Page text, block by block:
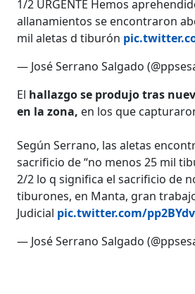
1/2 URGENTE Hemos
allanamientos se encontraron
mil aletas d tiburón
— José Serrano Salgado
El hallazgo se produjo tras
en la zona, en los que
Según Serrano, las aletas
sacrificio de “no menos 25 mil
2/2 lo q significa el sacrificio de
tiburones, en Manta, gran
Judicial pic.twitter.com/
— José Serrano Salgado